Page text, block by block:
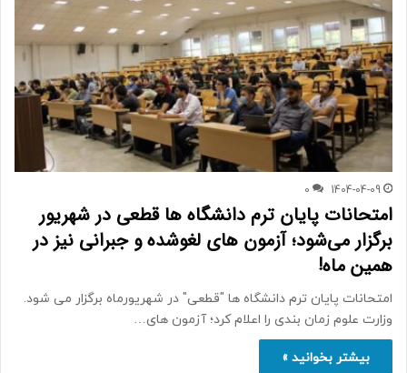
1404-04-09
0
امتحانات پایان ترم دانشگاه ها قطعی در شهریور
برگزار می‌شود؛ آزمون های لغوشده و جبرانی نیز در
همین ماه!
امتحانات پایان ترم دانشگاه ها "قطعی" در شهریورماه برگزار می شود.
وزارت علوم زمان بندی را اعلام کرد؛ آزمون های…
بیشتر بخوانید »